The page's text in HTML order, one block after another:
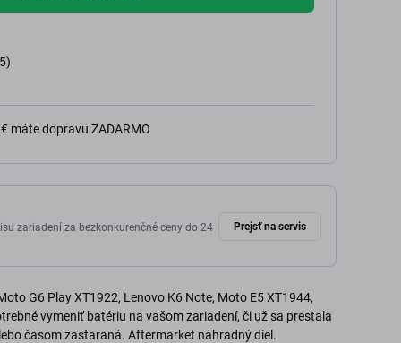
máte dopravu ZADARMO
zariadení za bezkonkurenčné ceny do 24
Prejsť na servis
G6 Play XT1922, Lenovo K6 Note, Moto E5 XT1944,
vymeniť batériu na vašom zariadení, či už sa prestala
časom zastaraná. Aftermarket náhradný diel.